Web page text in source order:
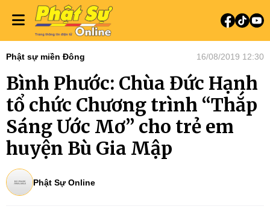
Phật sự miền Đông 16/08/2019 12:30
Bình Phước: Chùa Đức Hạnh
tổ chức Chương trình “Thắp
Sáng Ước Mơ” cho trẻ em
huyện Bù Gia Mập
Phật Sự Online